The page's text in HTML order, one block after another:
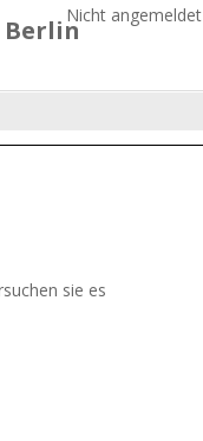
BerlinNicht angemeldet
sie es